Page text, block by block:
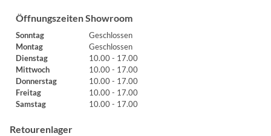
Öffnungszeiten Showroom
Sonntag
Geschlossen
Montag
Geschlossen
Dienstag
10.00 - 17.00
Mittwoch
10.00 - 17.00
Donnerstag
10.00 - 17.00
Freitag
10.00 - 17.00
Samstag
10.00 - 17.00
Retourenlager